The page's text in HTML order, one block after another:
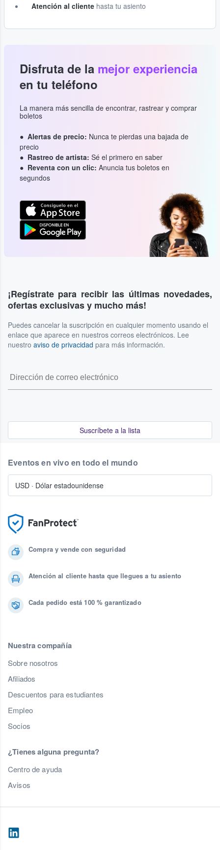
Atención al cliente hasta tu asiento
Disfruta de la mejor experiencia
en tu teléfono
La manera más sencilla de encontrar, rastrear y comprar
boletos
Alertas de precio: Nunca te pierdas una bajada de
precio
Rastreo de artista: Sé el primero en saber
Reventa con un clic: Anuncia tus boletos en
segundos
¡Regístrate para recibir las últimas novedades,
ofertas exclusivas y mucho más!
Puedes cancelar la suscripción en cualquier momento usando el
enlace que aparece en nuestros correos electrónicos. Lee
nuestro aviso de privacidad para más información.
Suscríbete a la lista
Compra y vende con seguridad
Atención al cliente hasta que llegues a tu asiento
Cada pedido está 100 % garantizado
Nuestra compañía
Sobre nosotros
Afiliados
Descuentos para estudiantes
Empleo
Socios
¿Tienes alguna pregunta?
Centro de ayuda
Avisos
Eventos en vivo en todo el mundo
USD · Dólar estadounidense